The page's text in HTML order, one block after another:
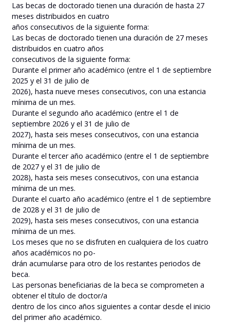
Las becas de doctorado tienen una duración de hasta 27
meses distribuidos en cuatro
años consecutivos de la siguiente forma:
Las becas de doctorado tienen una duración de 27 meses
distribuidos en cuatro años
consecutivos de la siguiente forma:
Durante el primer año académico (entre el 1 de septiembre
2025 y el 31 de julio de
2026), hasta nueve meses consecutivos, con una estancia
mínima de un mes.
Durante el segundo año académico (entre el 1 de
septiembre 2026 y el 31 de julio de
2027), hasta seis meses consecutivos, con una estancia
mínima de un mes.
Durante el tercer año académico (entre el 1 de septiembre
de 2027 y el 31 de julio de
2028), hasta seis meses consecutivos, con una estancia
mínima de un mes.
Durante el cuarto año académico (entre el 1 de septiembre
de 2028 y el 31 de julio de
2029), hasta seis meses consecutivos, con una estancia
mínima de un mes.
Los meses que no se disfruten en cualquiera de los cuatro
años académicos no po-
drán acumularse para otro de los restantes periodos de
beca.
Las personas beneficiarias de la beca se comprometen a
obtener el título de doctor/a
dentro de los cinco años siguientes a contar desde el inicio
del primer año académico.